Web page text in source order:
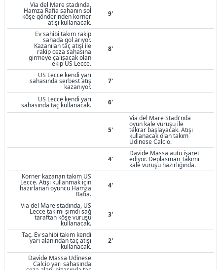
Via del Mare stadında,
Hamza Rafia sahanın sol
köşe gönderinden korner
atışı kullanacak.
9'
Ev sahibi takım rakip
sahada gol arıyor.
Kazanılan taç atışı ile
rakip ceza sahasına
girmeye çalışacak olan
ekip US Lecce.
8'
US Lecce kendi yarı
sahasında serbest atış
kazanıyor.
7'
US Lecce kendi yarı
sahasında taç kullanacak. 6'
5'
Via del Mare Stadı'nda
oyun kale vuruşu ile
tekrar başlayacak. Atışı
kullanacak olan takım
Udinese Calcio.
4'
Davide Massa autu işaret
ediyor. Deplasman Takımı
kale vuruşu hazırlığında.
Korner kazanan takım US
Lecce. Atışı kullanmak için
hazırlanan oyuncu Hamza
Rafia.
4'
Via del Mare stadında, US
Lecce takımı şimdi sağ
taraftan köşe vuruşu
kullanacak.
3'
Taç. Ev sahibi takım kendi
yarı alanından taç atışı
kullanacak.
2'
Davide Massa Udinese
Calcio yarı sahasında